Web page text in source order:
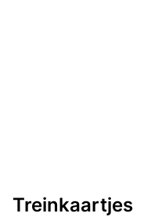
Treinkaartjes